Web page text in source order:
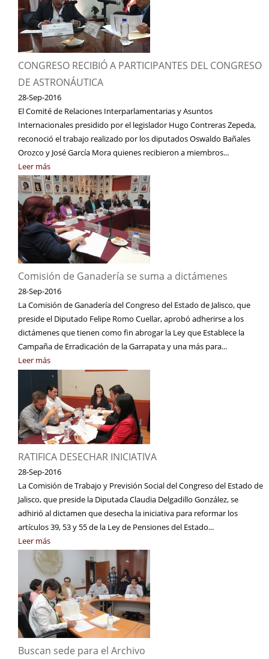
CONGRESO RECIBIÓ A PARTICIPANTES DEL CONGRESO
DE ASTRONÁUTICA
28-Sep-2016
El Comité de Relaciones Interparlamentarias y Asuntos
Internacionales presidido por el legislador Hugo Contreras Zepeda,
reconoció el trabajo realizado por los diputados Oswaldo Bañales
Orozco y José García Mora quienes recibieron a miembros...
Leer más
Comisión de Ganadería se suma a dictámenes
28-Sep-2016
La Comisión de Ganadería del Congreso del Estado de Jalisco, que
preside el Diputado Felipe Romo Cuellar, aprobó adherirse a los
dictámenes que tienen como fin abrogar la Ley que Establece la
Campaña de Erradicación de la Garrapata y una más para...
Leer más
RATIFICA DESECHAR INICIATIVA
28-Sep-2016
La Comisión de Trabajo y Previsión Social del Congreso del Estado de
Jalisco, que preside la Diputada Claudia Delgadillo González, se
adhirió al dictamen que desecha la iniciativa para reformar los
artículos 39, 53 y 55 de la Ley de Pensiones del Estado...
Leer más
Buscan sede para el Archivo